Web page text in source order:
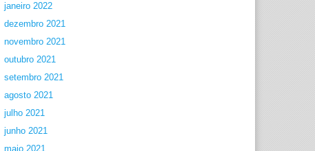
janeiro 2022
dezembro 2021
novembro 2021
outubro 2021
setembro 2021
agosto 2021
julho 2021
junho 2021
maio 2021